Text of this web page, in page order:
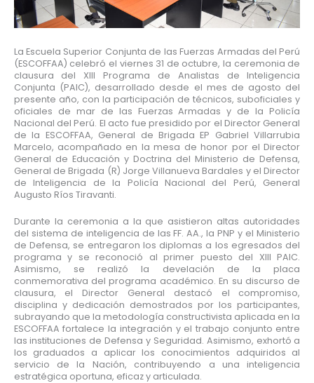
La Escuela Superior Conjunta de las Fuerzas Armadas del Perú
(ESCOFFAA) celebró el viernes 31 de octubre, la ceremonia de
clausura del XIII Programa de Analistas de Inteligencia
Conjunta (PAIC), desarrollado desde el mes de agosto del
presente año, con la participación de técnicos, suboficiales y
oficiales de mar de las Fuerzas Armadas y de la Policía
Nacional del Perú. El acto fue presidido por el Director General
de la ESCOFFAA, General de Brigada EP Gabriel Villarrubia
Marcelo, acompañado en la mesa de honor por el Director
General de Educación y Doctrina del Ministerio de Defensa,
General de Brigada (R) Jorge Villanueva Bardales y el Director
de Inteligencia de la Policía Nacional del Perú, General
Augusto Ríos Tiravanti.
Durante la ceremonia a la que asistieron altas autoridades
del sistema de inteligencia de las FF. AA., la PNP y el Ministerio
de Defensa, se entregaron los diplomas a los egresados del
programa y se reconoció al primer puesto del XIII PAIC.
Asimismo, se realizó la develación de la placa
conmemorativa del programa académico. En su discurso de
clausura, el Director General destacó el compromiso,
disciplina y dedicación demostrados por los participantes,
subrayando que la metodología constructivista aplicada en la
ESCOFFAA fortalece la integración y el trabajo conjunto entre
las instituciones de Defensa y Seguridad. Asimismo, exhortó a
los graduados a aplicar los conocimientos adquiridos al
servicio de la Nación, contribuyendo a una inteligencia
estratégica oportuna, eficaz y articulada.